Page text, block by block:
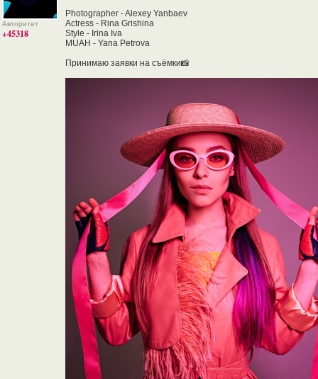
Авторитет
+45318
Photographer - Alexey Yanbaev
Actress - Rina Grishina
Style - Irina Iva
MUAH - Yana Petrova
Принимаю заявки на съёмки📸